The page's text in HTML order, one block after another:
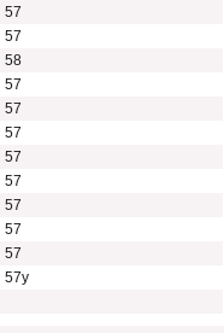
57
57
58
57
57
57
57
57
57
57
57
57y